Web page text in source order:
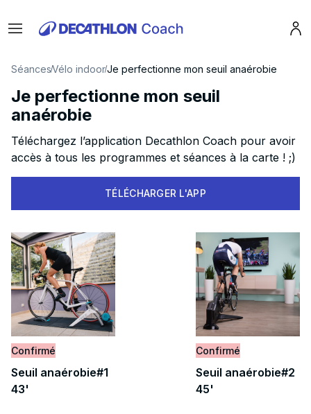
Menu
SéancesVélo indoorJe perfectionne mon seuil anaérobie
Je perfectionne mon seuil
anaérobie
Téléchargez l’application Decathlon Coach pour avoir
accès à tous les programmes et séances à la carte ! ;)
TÉLÉCHARGER L'APP
Confirmé
Seuil anaérobie#1
43'
Confirmé
Seuil anaérobie#2
45'